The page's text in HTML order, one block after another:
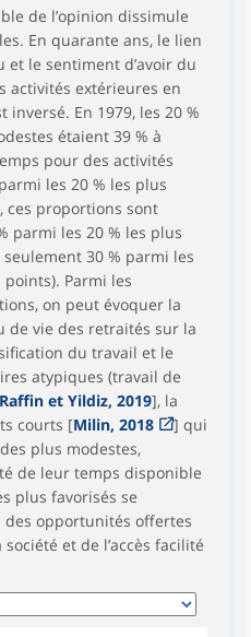
de l’opinion dissimule
En quarante ans, le lien
le sentiment d’avoir du
activités extérieures en
inversé. En 1979, les 20 %
étaient 39 % à
pour des activités
les 20 % les plus
ces proportions sont
parmi les 20 % les plus
30 % parmi les
points). Parmi les
on peut évoquer la
de vie des retraités sur la
du travail et le
atypiques (travail de
Raffin et Yildiz, 2019], la
courts [Milin, 2018
] qui
plus modestes,
de leur temps disponible
plus favorisés se
opportunités offertes
et de l’accès facilité